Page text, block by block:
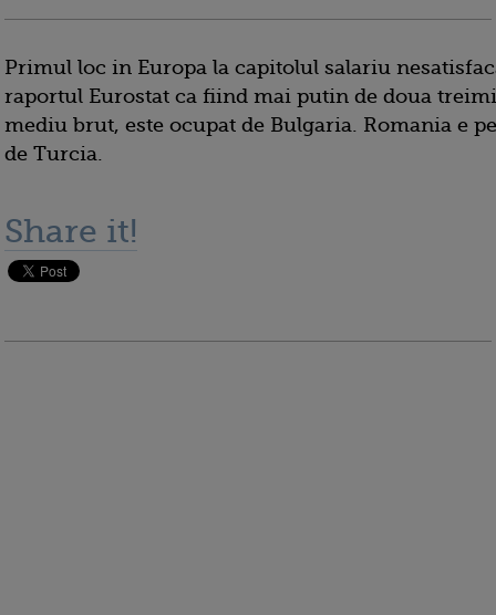
Primul loc in Europa la capitolul salariu
raportul Eurostat ca fiind mai putin de doua
mediu brut, este ocupat de Bulgaria. Romania e
de Turcia.
Share it!